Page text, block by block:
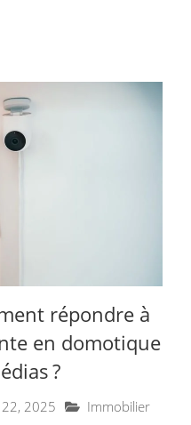
répondre à
en domotique
?
2025 Immobilier